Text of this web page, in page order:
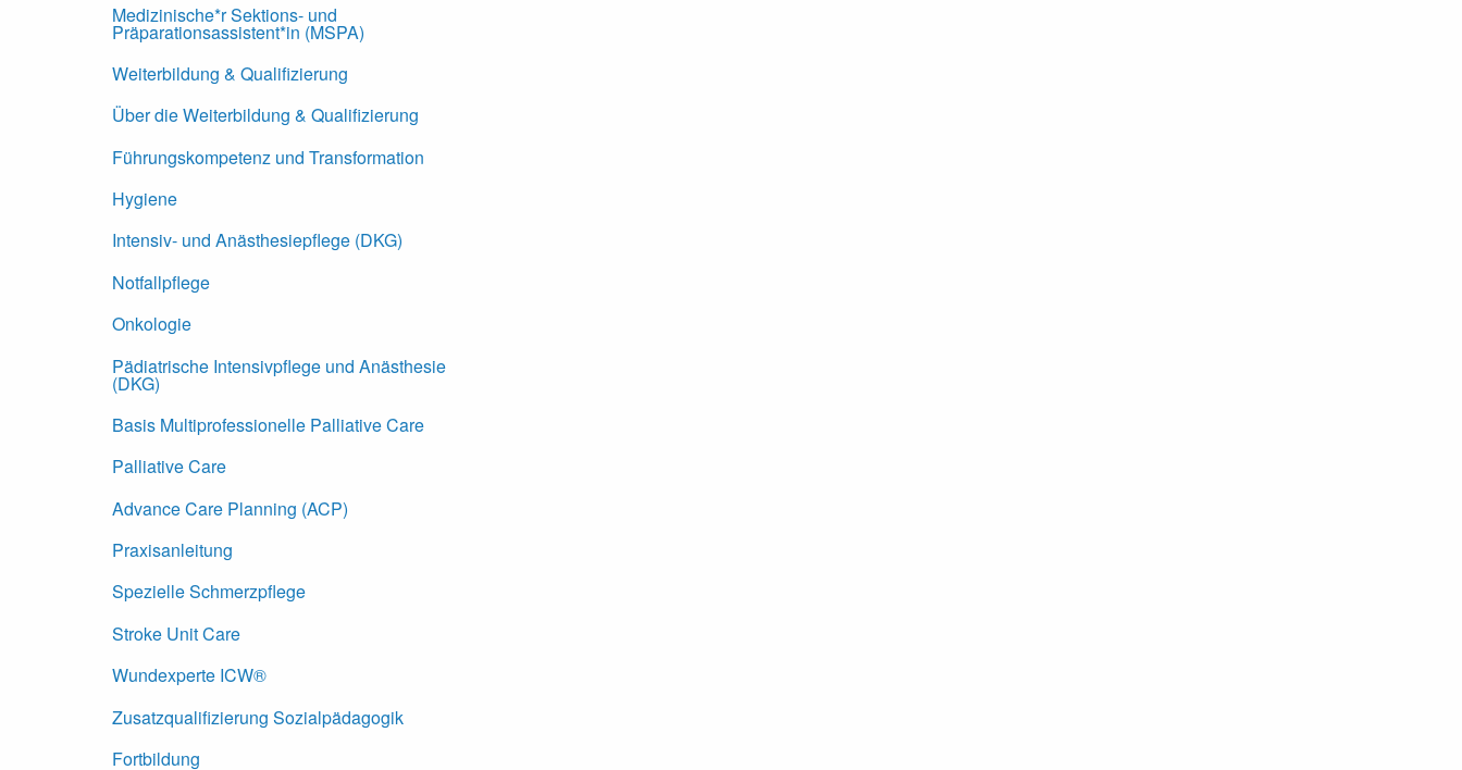
Medizinische*r Sektions- und
Präparationsassistent*in (MSPA)
Weiterbildung & Qualifizierung
Über die Weiterbildung & Qualifizierung
Führungskompetenz und Transformation
Hygiene
Intensiv- und Anästhesiepflege (DKG)
Notfallpflege
Onkologie
Pädiatrische Intensivpflege und Anästhesie
(DKG)
Basis Multiprofessionelle Palliative Care
Palliative Care
Advance Care Planning (ACP)
Praxisanleitung
Spezielle Schmerzpflege
Stroke Unit Care
Wundexperte ICW®
Zusatzqualifizierung Sozialpädagogik
Fortbildung